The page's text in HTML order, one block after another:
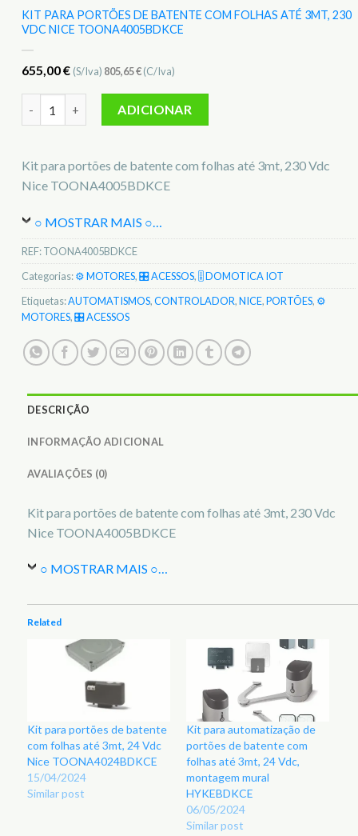
KIT PARA PORTÕES DE BATENTE COM FOLHAS ATÉ 3MT, 230
VDC NICE TOONA4005BDKCE
655,00€ (S/Iva) 805,65€(C/Iva)
ADICIONAR
Kit para portões de batente com folhas até 3mt, 230 Vdc
Nice TOONA4005BDKCE
○ MOSTRAR MAIS ○
REF:TOONA4005BDKCE
Categorias:⚙️ MOTORES,🎛️ ACESSOS, 🎚️ DOMOTICA IOT
Etiquetas:AUTOMATISMOS,CONTROLADOR,NICE,PORTÕES, ⚙️
MOTORES,🎛️ ACESSOS
DESCRIÇÃO
INFORMAÇÃO ADICIONAL
AVALIAÇÕES (0)
Kit para portões de batente com folhas até 3mt, 230 Vdc
Nice TOONA4005BDKCE
○ MOSTRAR MAIS ○…
Related
Kit para portões de batente
com folhas até 3mt, 24 Vdc
Nice TOONA4024BDKCE
15/04/2024
Similar post
Kit para automatização de
portões de batente com
folhas até 3mt, 24 Vdc,
montagem mural
HYKEBDKCE
06/05/2024
Similar post